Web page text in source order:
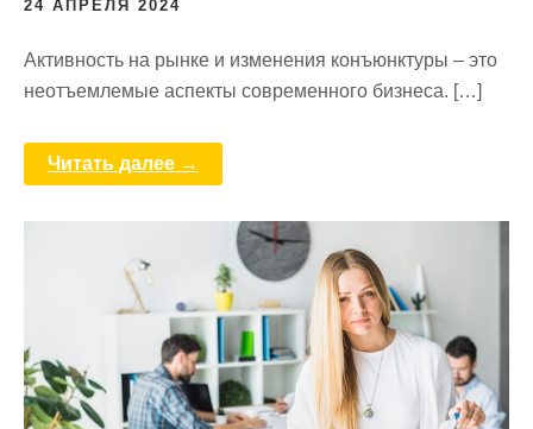
24 АПРЕЛЯ 2024
Активность на рынке и изменения конъюнктуры – это
неотъемлемые аспекты современного бизнеса. […]
Читать далее →